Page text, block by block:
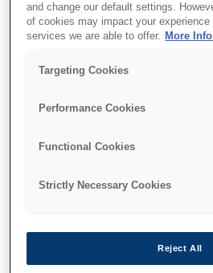
and change our default settings.
of cookies may impact your
services we are able to offer. More
Targeting Cookies
Performance Cookies
Functional Cookies
Strictly Necessary Cookies
Reject All